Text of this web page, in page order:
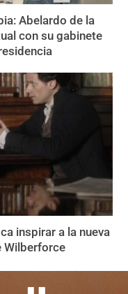
Abelardo de la
con su gabinete
inspirar a la nueva
Wilberforce